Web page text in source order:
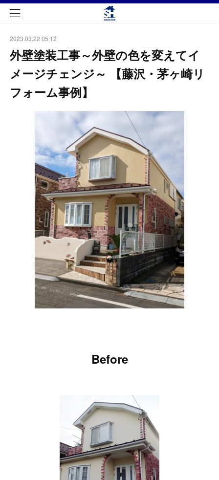
2023.03.22 05:12
外壁塗装工事～外壁の色を変えてイ
メージチェンジ～ 【藤沢・茅ヶ崎リ
フォーム事例】
Before